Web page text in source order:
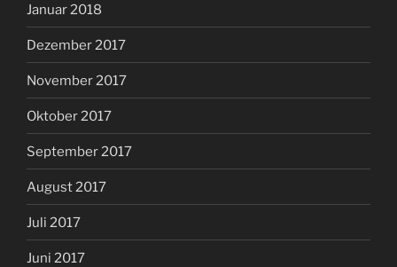
Januar 2018
Dezember 2017
November 2017
Oktober 2017
September 2017
August 2017
Juli 2017
Juni 2017